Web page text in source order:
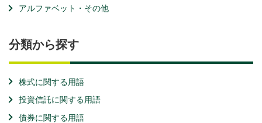
アルファベット・その他
分類から探す
株式に関する用語
投資信託に関する用語
債券に関する用語